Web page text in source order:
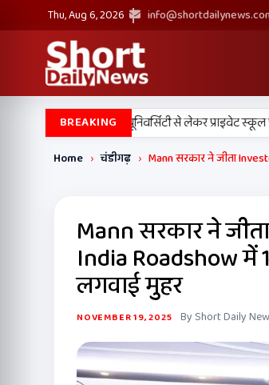
Thu, Aug 6, 2026
BREAKING
बड़े फैसले, डिजिटल यूनिवर्सिटी से लेकर प्राइवेट स्कूल फीस
Home › चंडीगढ़ › Mann सरकार ने जीता
Mann सरकार ने
India Roadshow
लगवाई मुहर
NOVEMBER 19, 2025 By Short Daily